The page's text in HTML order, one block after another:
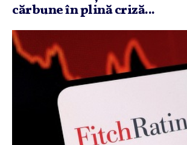
cărbune în plină criză...